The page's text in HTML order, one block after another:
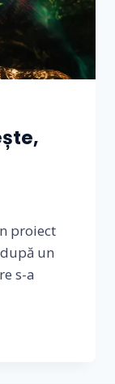
proiect
un
s-a